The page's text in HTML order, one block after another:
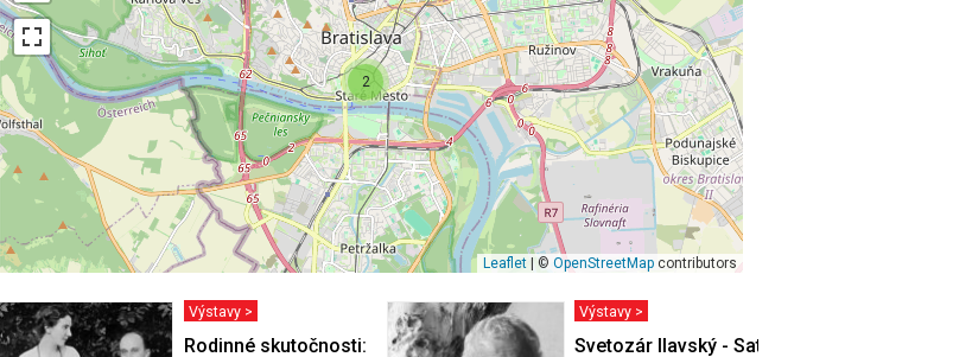
2
Leaflet | ©OpenStreetMap contributors
Výstavy >
Rodinné skutočnosti: Obraz života…
Výstavy >
Svetozár Ilavský - Satori v Cíferi II